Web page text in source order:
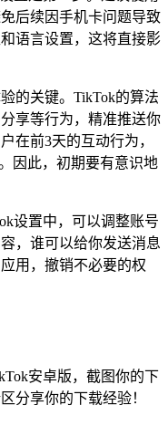
后续因手机卡问题导致
语言设置，这将直接影
的关键。TikTok的算法
享等行为，精准推送你
在前3天的互动行为，
因此，初期要有意识地
设置中，可以调整账号
，谁可以给你发送消息
用，撤销不必要的权
安卓版，截图你的下
分享你的下载经验！